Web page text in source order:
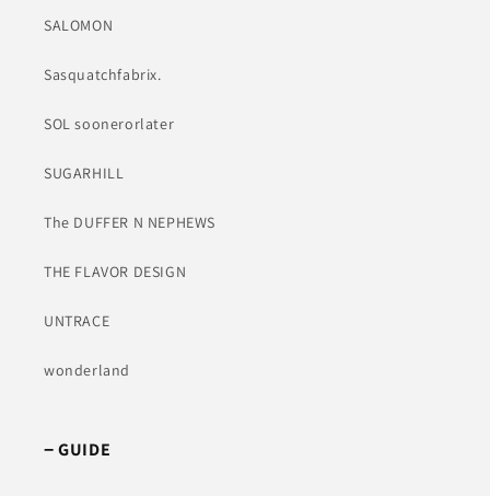
SALOMON
Sasquatchfabrix.
SOL soonerorlater
SUGARHILL
The DUFFER N NEPHEWS
THE FLAVOR DESIGN
UNTRACE
wonderland
−GUIDE